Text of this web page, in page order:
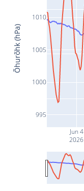
Jun 4
2026
995
1000
1005
1010
Õhurõhk (hPa)